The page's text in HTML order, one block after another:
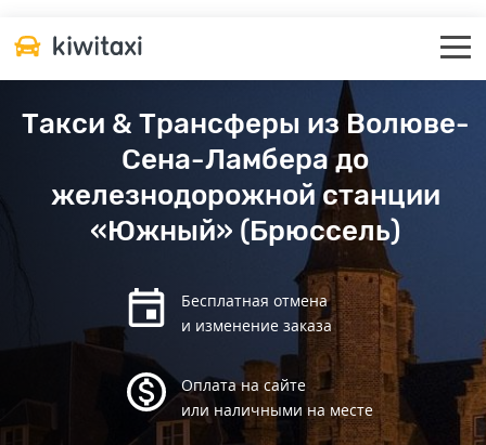
Такси & Трансферы из Волюве-
Сена-Ламбера до
железнодорожной станции
«Южный» (Брюссель)
Бесплатная отмена
и изменение заказа
Оплата на сайте
или наличными на месте